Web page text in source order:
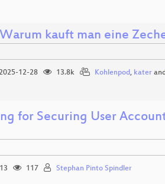
kauft man eine
2025-12-28 13.8k Kohlenpod, kater
for Securing User
117 Stephan Pinto Spindler